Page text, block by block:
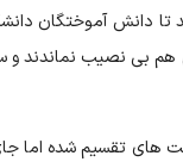
تا دانش آموختگان
هم بی نصیب نماندند
های تقسیم شده اما